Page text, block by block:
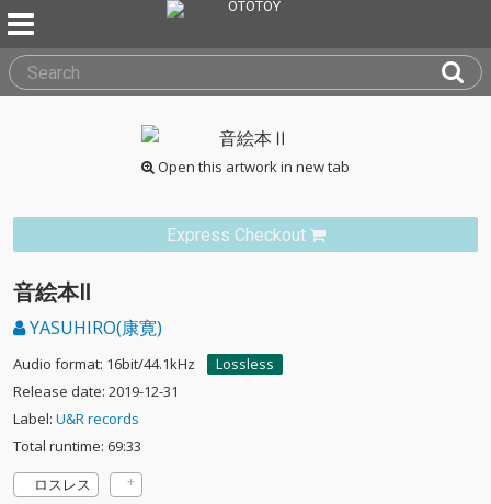
Open this artwork in new tab
Express Checkout
音絵本Ⅱ
YASUHIRO(康寛)
Audio format: 16bit/44.1kHz
Lossless
Release date: 2019-12-31
Label: U&R records
Total runtime: 69:33
ロスレス